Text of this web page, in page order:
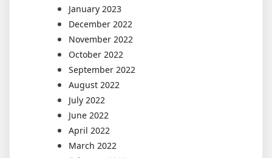
January 2023
December 2022
November 2022
October 2022
September 2022
August 2022
July 2022
June 2022
April 2022
March 2022